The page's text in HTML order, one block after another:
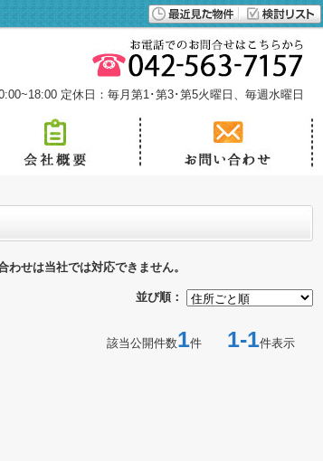
定休日：毎月第1･第3･第5火曜日、毎週水曜日
せは当社では対応できません。
並び順：
該当公開件数1件 1-1件表示